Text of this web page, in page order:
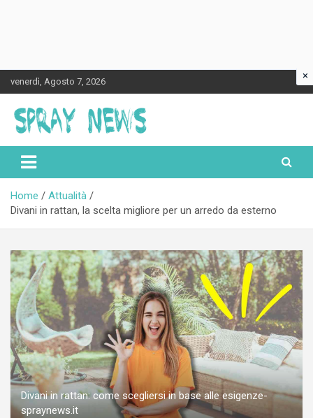
to
content
venerdì, Agosto 7, 2026
Spraynews.it
Home
Attualità
Divani in rattan, la scelta migliore per un arredo da esterno
Divani in rattan: come scegliersi in base alle esigenze-
spraynews.it
×